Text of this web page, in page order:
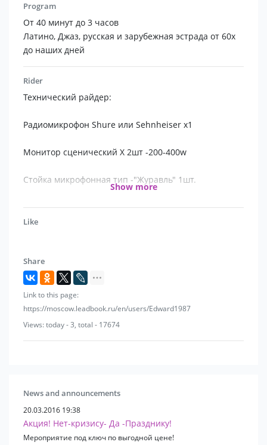
Program
От 40 минут до 3 часов
Латино, Джаз, русская и зарубежная эстрада от 60х
до наших дней
Rider
Технический райдер:
Радиомикрофон Shure или Sehnheiser x1
Монитор сценический X 2шт -200-400w
Стойка микрофонная тип -"Журавль" 1шт.
Ноутбук или нетбук ( НЕ на платформе Apple Mac
или Linux!!!) x1 c наличием Winamp или Jet Audio
Микшерный пульт с минимум 4 мя входами , 2х XLR
,2x line
Колонки PA x 2шт по 500W каждая- зал до 100
Порталы PА х 2шт 1000 W - для зала более 100
человек
Show more
Like
Share
Link to this page:
https://moscow.leadbook.ru/en/users/Edward1987
Views: today - 3, total - 17674
News and announcements
20.03.2016 19:38
Акция! Нет-кризису- Да -Празднику!
Мероприятие под ключ по выгодной цене!